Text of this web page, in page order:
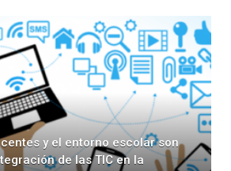
y el entorno escolar son
de las TIC en la